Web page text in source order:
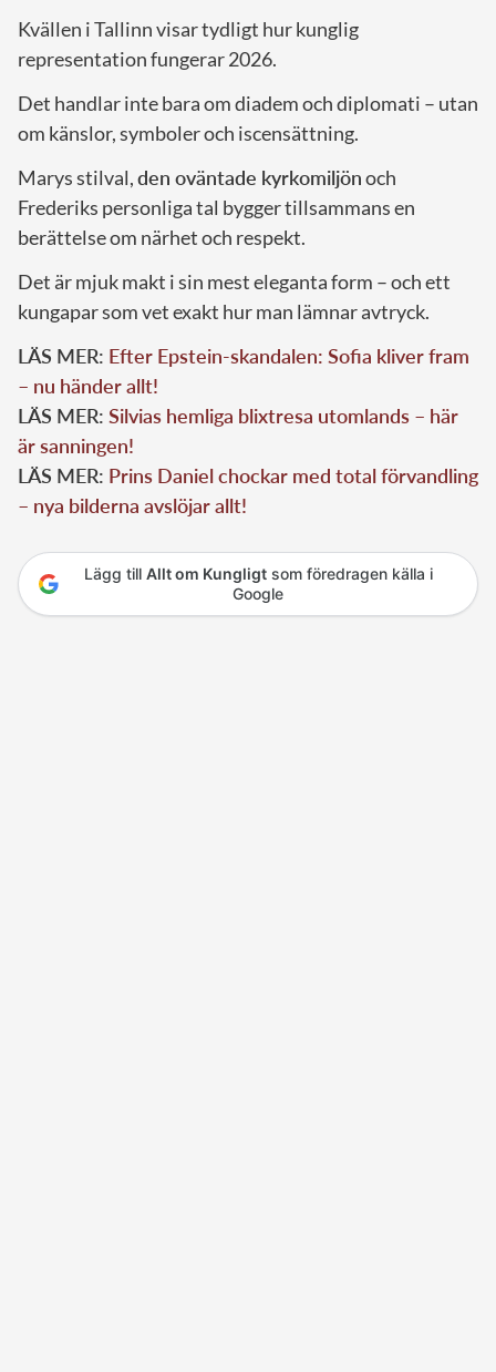
Kvällen i Tallinn visar tydligt hur kunglig
representation fungerar 2026.
Det handlar inte bara om diadem och diplomati – utan
om känslor, symboler och iscensättning.
Marys stilval,den oväntade kyrkomiljönoch
Frederiks personliga tal bygger tillsammans en
berättelse om närhet och respekt.
Det är mjuk makt i sin mest eleganta form – och ett
kungapar som vet exakt hur man lämnar avtryck.
LÄS MER: Efter Epstein-skandalen: Sofia kliver fram
– nu händer allt!
LÄS MER: Silvias hemliga blixtresa utomlands – här
är sanningen!
LÄS MER: Prins Daniel chockar med total förvandling
– nya bilderna avslöjar allt!
Lägg till Allt om Kungligtsom föredragen källa i
Google